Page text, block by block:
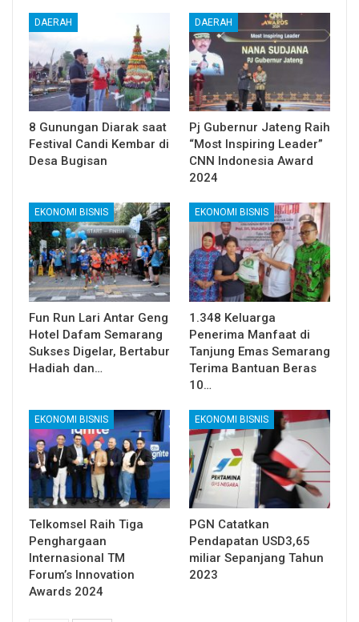
DAERAH
8 Gunungan Diarak saat
Festival Candi Kembar di
Desa Bugisan
DAERAH
Pj Gubernur Jateng Raih
“Most Inspiring Leader”
CNN Indonesia Award
2024
EKONOMI BISNIS
Fun Run Lari Antar Geng
Hotel Dafam Semarang
Sukses Digelar, Bertabur
Hadiah dan…
EKONOMI BISNIS
1.348 Keluarga
Penerima Manfaat di
Tanjung Emas Semarang
Terima Bantuan Beras
10…
EKONOMI BISNIS
Telkomsel Raih Tiga
Penghargaan
Internasional TM
Forum’s Innovation
Awards 2024
EKONOMI BISNIS
PGN Catatkan
Pendapatan USD3,65
miliar Sepanjang Tahun
2023